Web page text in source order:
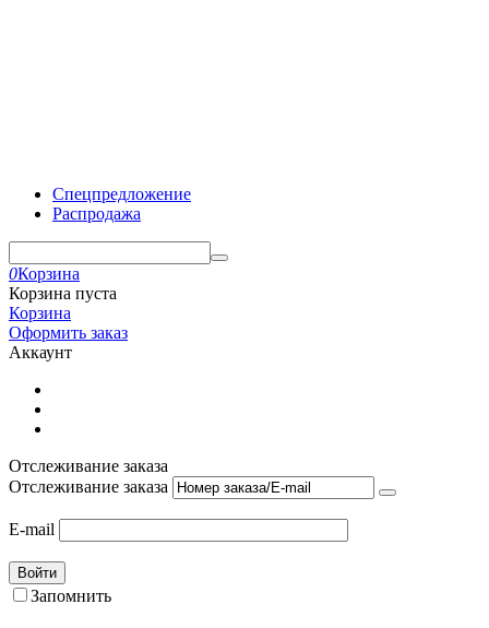
Спецпредложение
Распродажа
0Корзина
Корзина пуста
Корзина
Оформить заказ
Аккаунт
Отслеживание заказа
Отслеживание заказа
E-mail
Войти
Запомнить